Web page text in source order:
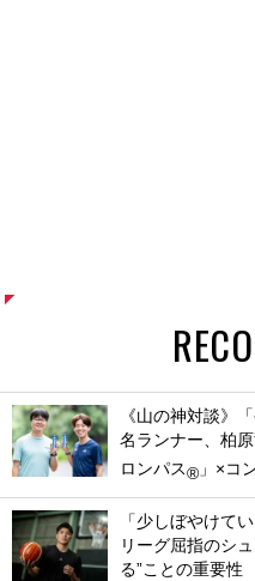
《山の神対談》
名ランナー、柏
ロンパス® 」×コ
「少しぼやけて
リーグ屈指のシ
る”ことの重要性